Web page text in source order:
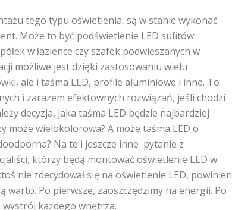
tego typu oświetlenia, są w stanie wykonać
Może to być podświetlenie LED sufitów
w łazience czy szafek podwieszanych w
możliwe jest dzięki zastosowaniu wielu
ale i taśma LED, profile aluminiowe i inne. To
i zarazem efektownych rozwiązań, jeśli chodzi
decyzja, jaka taśma LED będzie najbardziej
może wielokolorowa? A może taśma LED o
Na te i jeszcze inne pytanie z
którzy będą montować oświetlenie LED w
nie zdecydował się na oświetlenie LED, powinien
warto. Po pierwsze, zaoszczędzimy na energii. Po
każdego wnętrza.